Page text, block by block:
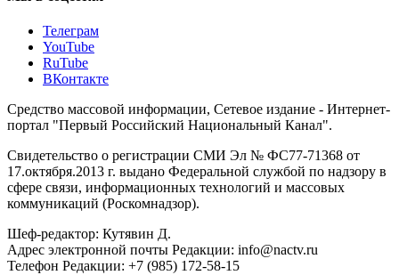
Телеграм
YouTube
RuTube
ВКонтакте
Средство массовой информации, Сетевое издание - Интернет-
портал "Первый Российский Национальный Канал".
Свидетельство о регистрации СМИ Эл № ФС77-71368 от
17.октября.2013 г. выдано Федеральной службой по надзору в
сфере связи, информационных технологий и массовых
коммуникаций (Роскомнадзор).
Шеф-редактор: Кутявин Д.
Адрес электронной почты Редакции: info@nactv.ru
Телефон Редакции: +7 (985) 172-58-15